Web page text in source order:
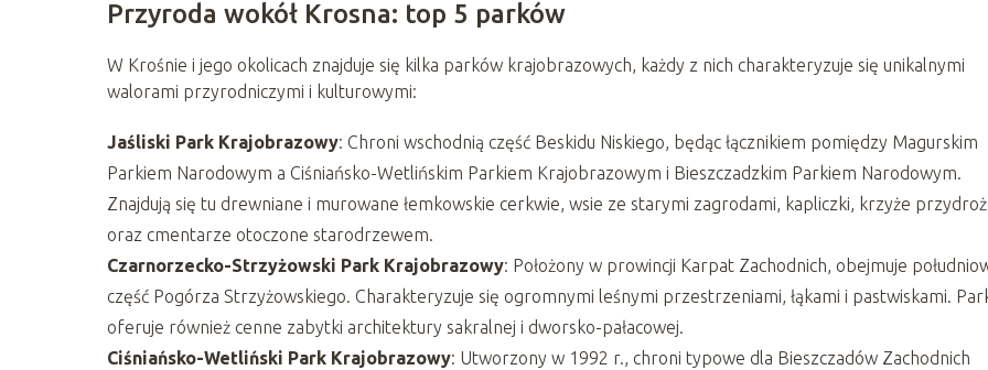
Przyroda wokół Krosna: top 5 parków
W Krośnie i jego okolicach znajduje się kilka parków krajobrazowych, każdy z nich charakteryzuje się unikalnymi
walorami przyrodniczymi i kulturowymi:
Jaśliski Park Krajobrazowy: Chroni wschodnią część Beskidu Niskiego, będąc łącznikiem pomiędzy Magurskim
Parkiem Narodowym a Ciśniańsko-Wetlińskim Parkiem Krajobrazowym i Bieszczadzkim Parkiem Narodowym.
Znajdują się tu drewniane i murowane łemkowskie cerkwie, wsie ze starymi zagrodami, kapliczki, krzyże
oraz cmentarze otoczone starodrzewem​
Czarnorzecko-Strzyżowski Park Krajobrazowy: Położony w prowincji Karpat Zachodnich, obejmuje
część Pogórza Strzyżowskiego. Charakteryzuje się ogromnymi leśnymi przestrzeniami, łąkami i pastwiskami.
oferuje również cenne zabytki architektury sakralnej i dworsko-pałacowej​
Ciśniańsko-Wetliński Park Krajobrazowy: Utworzony w 1992 r., chroni typowe dla Bieszczadów Zachodnich